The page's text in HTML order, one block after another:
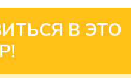
В ЭТО